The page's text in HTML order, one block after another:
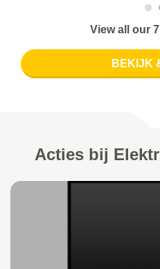
View all our
BEKIJK
Acties bij